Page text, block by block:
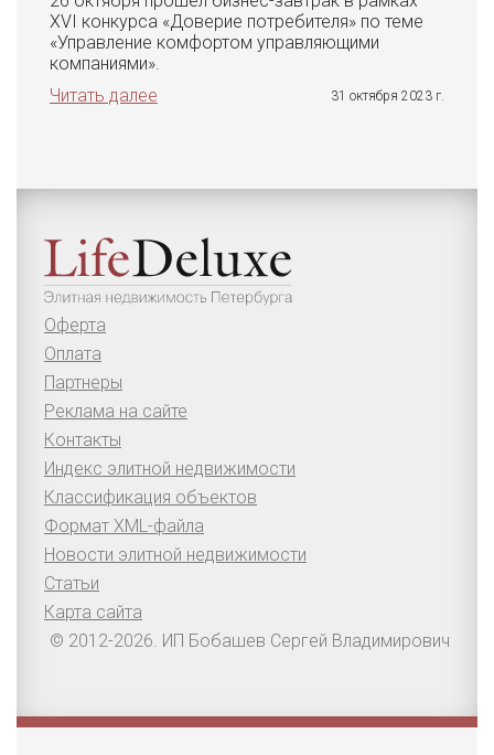
XVI конкурса «Доверие потребителя» по теме
«Управление комфортом управляющими
компаниями».
Читать далее
31 октября 2023 г.
Оферта
Оплата
Партнеры
Реклама на сайте
Контакты
Индекс элитной недвижимости
Классификация объектов
Формат XML-файла
Новости элитной недвижимости
Статьи
Карта сайта
© 2012-2026. ИП Бобашев Сергей Владимирович